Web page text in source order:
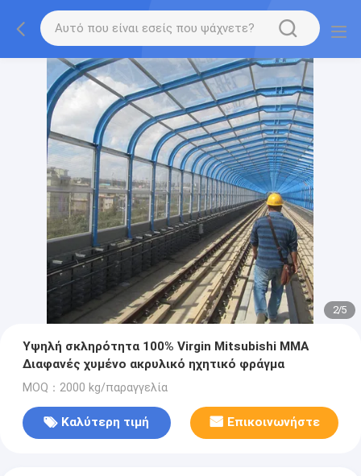
2/5
Υψηλή σκληρότητα 100% Virgin Mitsubishi MMA
Διαφανές χυμένο ακρυλικό ηχητικό φράγμα
MOQ：2000 kg/παραγγελία
Καλύτερη τιμή Επικοινωνήστε